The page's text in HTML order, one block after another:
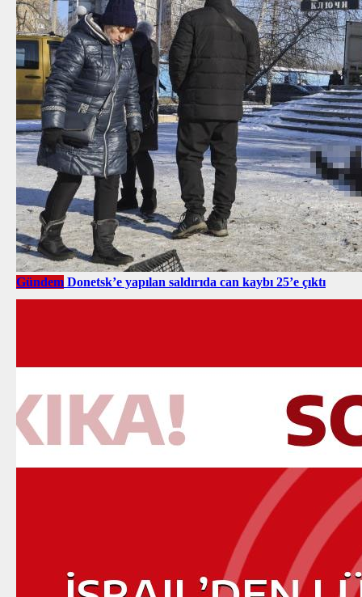
Gündem Donetsk’e yapılan saldırıda can kaybı 25’e çıktı